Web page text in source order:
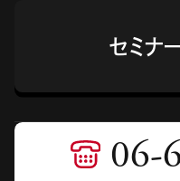
セミナ
06-